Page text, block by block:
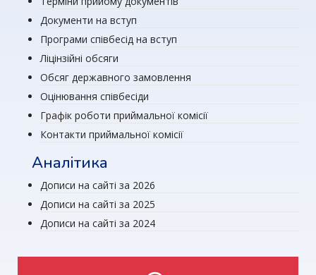
Документи на вступ
Програми співбесід на вступ
Ліцінзійні обсяги
Обсяг державного замовлення
Оцінювання співбесіди
Графік роботи приймальної комісії
Контакти приймальної комісії
Аналітика
Дописи на сайті за 2026
Дописи на сайті за 2025
Дописи на сайті за 2024